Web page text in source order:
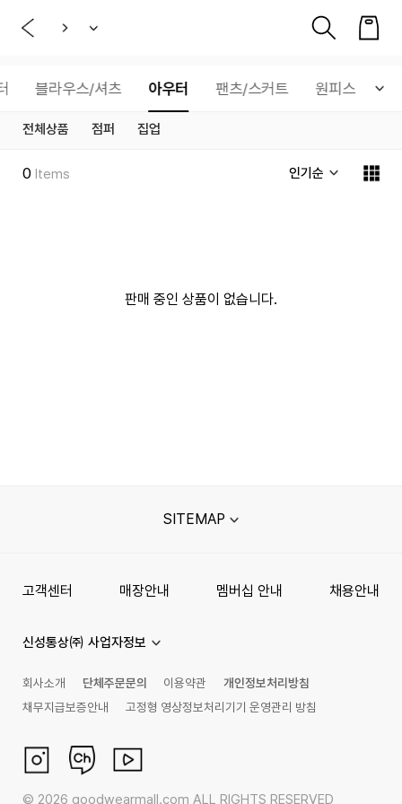
블라우스/셔츠 아우터 팬츠/스커트 원피스 상
전체상품 점퍼 집업
0 Items 인기순
판매 중인 상품이 없습니다.
SITEMAP
고객센터 매장안내 멤버십 안내 채용안내
신성통상㈜ 사업자정보
회사소개 단체주문문의 이용약관
개인정보처리방침
채무지급보증안내
고정형 영상정보처리기기 운영관리 방침
© 2026 goodwearmall.com ALL RIGHTS RESERVED